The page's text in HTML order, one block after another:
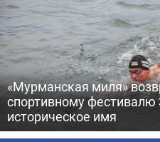
«Мурманская миля»
спортивному фестивалю
историческое имя